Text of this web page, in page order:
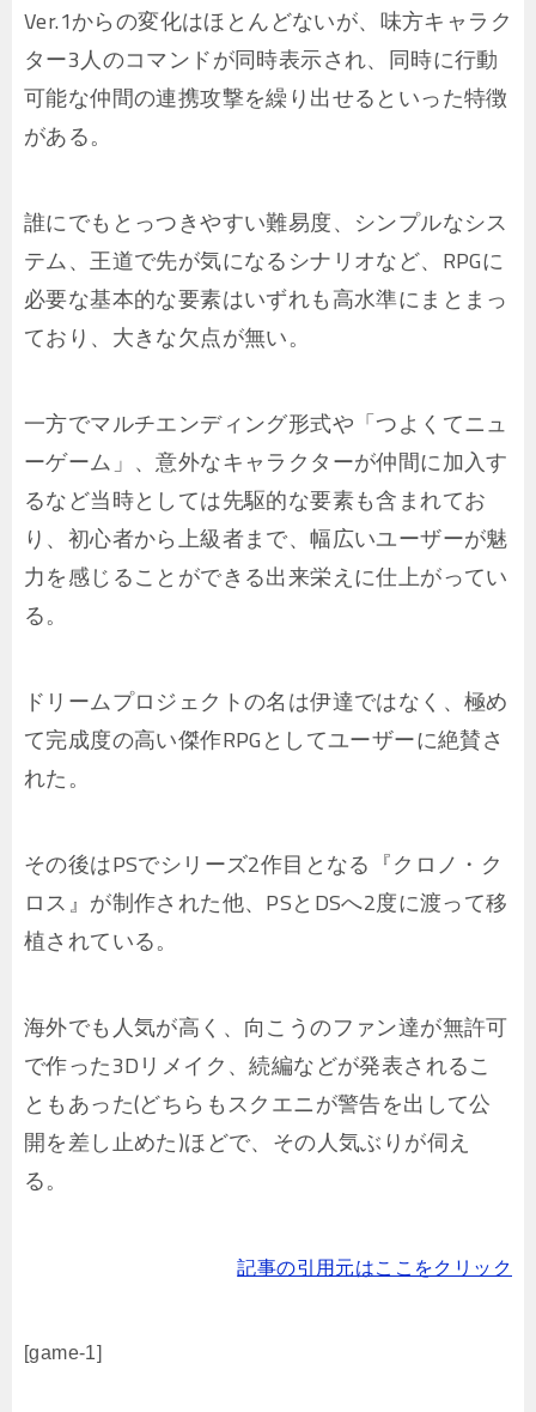
Ver.1からの変化はほとんどないが、味方キャラク
ター3人のコマンドが同時表示され、同時に行動
可能な仲間の連携攻撃を繰り出せるといった特徴
がある。
誰にでもとっつきやすい難易度、シンプルなシス
テム、王道で先が気になるシナリオなど、RPGに
必要な基本的な要素はいずれも高水準にまとまっ
ており、大きな欠点が無い。
一方でマルチエンディング形式や「つよくてニュ
ーゲーム」、意外なキャラクターが仲間に加入す
るなど当時としては先駆的な要素も含まれてお
り、初心者から上級者まで、幅広いユーザーが魅
力を感じることができる出来栄えに仕上がってい
る。
ドリームプロジェクトの名は伊達ではなく、極め
て完成度の高い傑作RPGとしてユーザーに絶賛さ
れた。
その後はPSでシリーズ2作目となる『クロノ・ク
ロス』が制作された他、PSとDSへ2度に渡って移
植されている。
海外でも人気が高く、向こうのファン達が無許可
で作った3Dリメイク、続編などが発表されるこ
ともあった(どちらもスクエニが警告を出して公
開を差し止めた)ほどで、その人気ぶりが伺え
る。
記事の引用元はここをクリック
[game-1]